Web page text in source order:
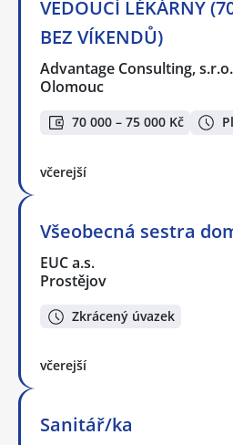
VEDOUCÍ LÉKÁRNY
BEZ VÍKENDŮ)
Advantage Consulting, s.r.o.
Olomouc
70 000 – 75 000 Kč
včerejší
Všeobecná sestra
EUC a.s.
Prostějov
Zkrácený úvazek
včerejší
Sanitář/ka